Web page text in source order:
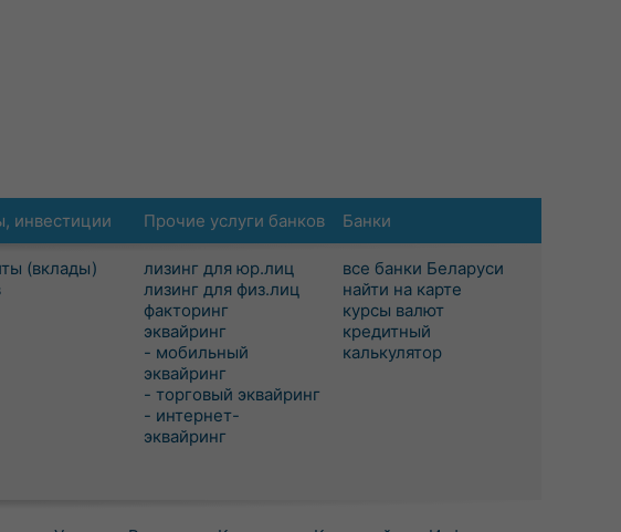
инвестиции
(вклады)
Прочие услуги банков
лизинг для юр.лиц
лизинг для физ.лиц
факторинг
эквайринг
- мобильный
эквайринг
- торговый эквайринг
- интернет-
эквайринг
Банки
все банки Беларуси
найти на карте
курсы валют
кредитный
калькулятор